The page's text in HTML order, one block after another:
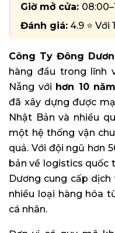
Giờ mở cửa:
Đánh giá: 4.9 ⭐
Công Ty Đông
hàng đầu trong lĩnh
Nẵng với hơn 10
đã xây dựng được
Nhật Bản và nhiều
một hệ thống vận
quả. Với đội ngũ hơn
bản về logistics quốc
Dương cung cấp
nhiều loại hàng hóa
cá nhân.